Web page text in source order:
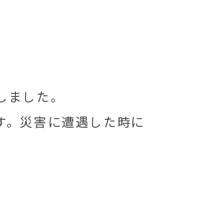
した。
災害に遭遇した時に